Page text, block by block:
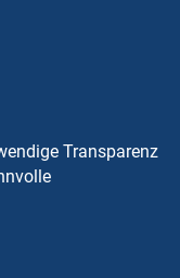
Transparenz